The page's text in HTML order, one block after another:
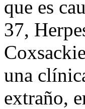
que es
37,
una
extraño,